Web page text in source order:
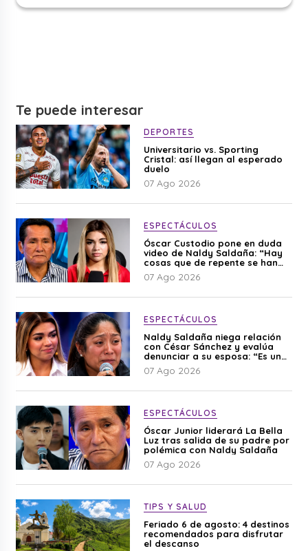
Te puede interesar
DEPORTES
Universitario vs. Sporting
Cristal: así llegan al esperado
duelo
07 Ago 2026
ESPECTÁCULOS
Óscar Custodio pone en duda
video de Naldy Saldaña: “Hay
cosas que de repente se han
editado”
07 Ago 2026
ESPECTÁCULOS
Naldy Saldaña niega relación
con César Sánchez y evalúa
denunciar a su esposa: “Es una
difamación”
07 Ago 2026
ESPECTÁCULOS
Óscar Junior liderará La Bella
Luz tras salida de su padre por
polémica con Naldy Saldaña
07 Ago 2026
TIPS Y SALUD
Feriado 6 de agosto: 4 destinos
recomendados para disfrutar
el descanso